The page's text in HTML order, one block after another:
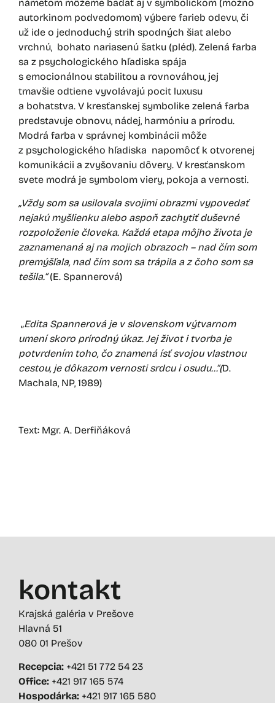
námetom môžeme badať aj v symbolickom (možno
autorkinom podvedomom) výbere farieb odevu, či
už ide o jednoduchý strih spodných šiat alebo
vrchnú, bohato nariasenú šatku (pléd). Zelená farba
sa z psychologického hľadiska spája
s emocionálnou stabilitou a rovnováhou, jej
tmavšie odtiene vyvolávajú pocit luxusu
a bohatstva. V kresťanskej symbolike zelená farba
predstavuje obnovu, nádej, harmóniu a prírodu.
Modrá farba v správnej kombinácii môže
z psychologického hľadiska napomôcť k otvorenej
komunikácii a zvyšovaniu dôvery. V kresťanskom
svete modrá je symbolom viery, pokoja a vernosti.
„Vždy som sa usilovala svojimi obrazmi vypovedať
nejakú myšlienku alebo aspoň zachytiť duševné
rozpoloženie človeka. Každá etapa môjho života je
zaznamenaná aj na mojich obrazoch – nad čím som
premýšľala, nad čím som sa trápila a z čoho som sa
tešila.“(E. Spannerová)
„Edita Spannerová je v slovenskom výtvarnom
umení skoro prírodný úkaz. Jej život i tvorba je
potvrdením toho, čo znamená ísť svojou vlastnou
cestou, je dôkazom vernosti srdcu i osudu…“(D.
Machala, NP, 1989)
Text: Mgr. A. Derfiňáková
kontakt
Krajská galéria v Prešove
Hlavná 51
080 01 Prešov
Recepcia: +421 51 772 54 23
Office: +421 917 165 574
Hospodárka: +421 917 165 580